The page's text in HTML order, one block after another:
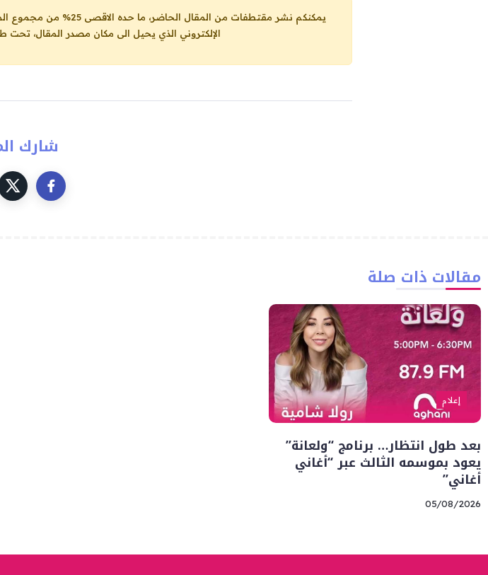
يمكنكم نشر مقتطفات من المقال الحاضر، ما حده الاقصى 25% من مجموع المقال، شرط: ذكر اسم المؤلف والناشر ووضع رابط
الإلكتروني الذي يحيل الى مكان مصدر المقال، تحت
شارك
مقالات ذات صلة
إعلام
بعد طول انتظار… برنامج “ولعانة”
يعود بموسمه الثالث عبر “أغاني
أغاني”
05/08/2026